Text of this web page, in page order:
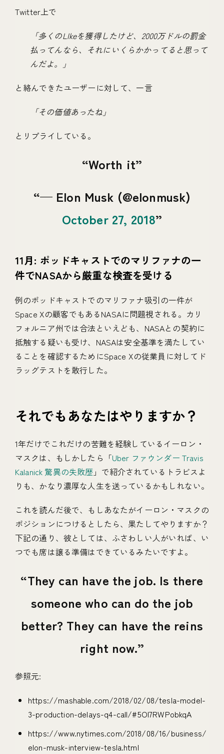
Twitter上で
「多くのLIkeを獲得したけど、2000万ドルの罰金
払ってんなら、それにいくらかかってると思って
んだよ。」
と絡んできたユーザーに対して、一言
「その価値あったね」
とリプライしている。
Worth it
— Elon Musk (@elonmusk)
October 27, 2018
11月: ポッドキャストでのマリファナの一
件でNASAから厳重な検査を受ける
例のポッドキャストでのマリファナ吸引の一件が
Space Xの顧客でもあるNASAに問題視される。カリ
フォルニア州では合法といえども、NASAとの契約に
抵触する疑いも受け、NASAは安全基準を満たしてい
ることを確認するためにSpace Xの従業員に対してド
ラッグテストを敢行した。
それでもあなたはやりますか？
1年だけでこれだけの苦難を経験しているイーロン・
マスクは、もしかしたら「Uber ファウンダー Travis
Kalanick 驚異の失敗歴 」で紹介されているトラビスよ
りも、かなり濃厚な人生を送っているかもしれない。
これを読んだ後で、もしあなたがイーロン・マスクの
ポジションにつけるとしたら、果たしてやりますか？
下記の通り、彼としては、ふさわしい人がいれば、い
つでも席は譲る準備はできているみたいですよ。
They can have the job. Is there
someone who can do the job
better? They can have the reins
right now.
参照元:
https://mashable.com/2018/02/08/tesla-model-
3-production-delays-q4-call/#5OI7RWPobkqA
https://www.nytimes.com/2018/08/16/business/
elon-musk-interview-tesla.html